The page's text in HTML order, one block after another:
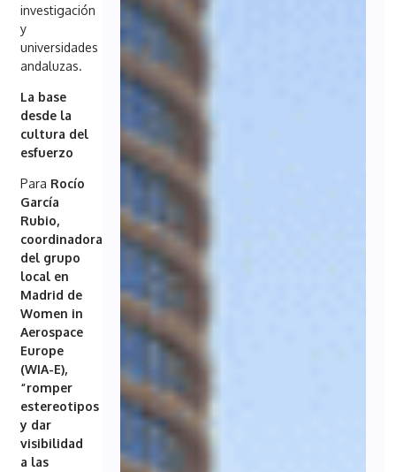
investigación
y
universidades
andaluzas.
La base
desde la
cultura del
esfuerzo
Para Rocío
García
Rubio,
coordinadora
del grupo
local en
Madrid de
Women in
Aerospace
Europe
(WIA-E),
“romper
estereotipos
y dar
visibilidad
a las